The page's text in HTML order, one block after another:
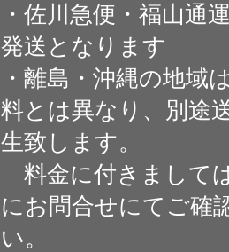
・佐川急便・福山通
発送となります
・離島・沖縄の地域
料とは異なり、別途
生致します。
料金に付きまして
にお問合せにてご確
い。